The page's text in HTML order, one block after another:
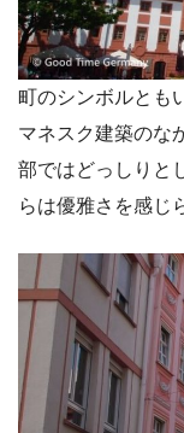
町のシンボルとも
マネスク建築のな
部ではどっしりと
らは優雅さを感じ